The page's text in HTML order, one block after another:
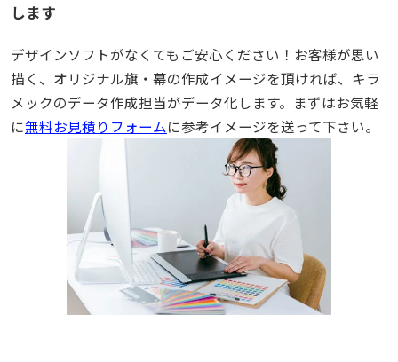
します
デザインソフトがなくてもご安心ください！お客様が思い
描く、オリジナル旗・幕の作成イメージを頂ければ、キラ
メックのデータ作成担当がデータ化します。まずはお気軽
に無料お見積りフォームに参考イメージを送って下さい。